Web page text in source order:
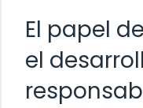
El papel
el